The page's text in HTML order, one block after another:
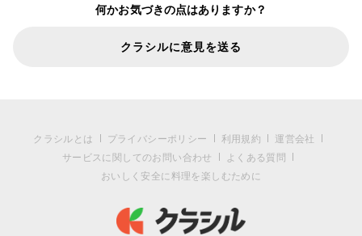
何かお気づきの点はありますか？
クラシルに意見を送る
クラシルとは プライバシーポリシー 利用規約
運営会社
サービスに関してのお問い合わせ
よくある質問
おいしく安全に料理を楽しむために